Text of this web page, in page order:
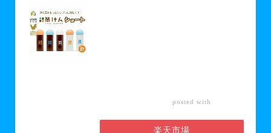
posted with
楽天市場